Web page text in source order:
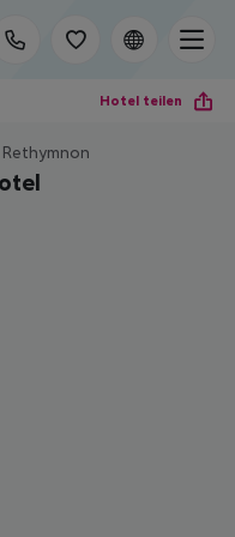
Hotel teilen
Rethymnon